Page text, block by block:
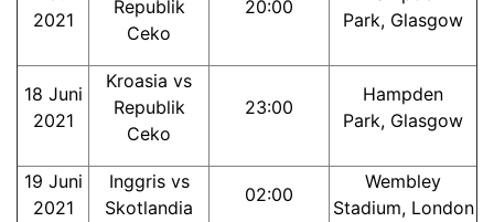
2021
Republik
Ceko
20:00
Park, Glasgow
18 Juni
2021
Kroasia vs
Republik
Ceko
23:00
Hampden
Park, Glasgow
19 Juni
2021
Inggris vs
Skotlandia
02:00
Wembley
Stadium, London